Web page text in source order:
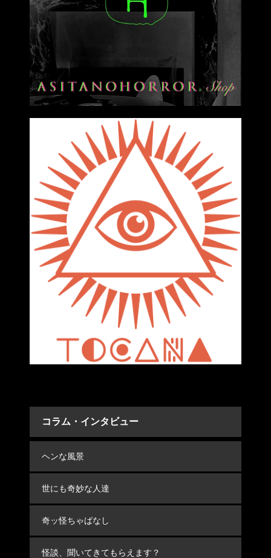
コラム・インタビュー
ヘンな風景
世にも奇妙な人達
奇ッ怪ちゃばなし
怪談、聞いてきてもらえます？